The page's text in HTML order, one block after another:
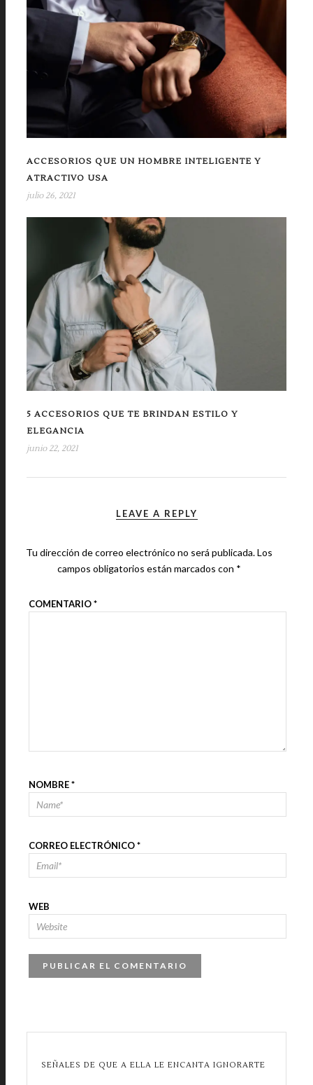
ACCESORIOS QUE UN HOMBRE INTELIGENTE Y
ATRACTIVO USA
julio 26, 2021
5 ACCESORIOS QUE TE BRINDAN ESTILO Y
ELEGANCIA
junio 22, 2021
LEAVE A REPLY
Tu dirección de correo electrónico no será publicada.Los
campos obligatorios están marcados con *
COMENTARIO*
NOMBRE*
CORREO ELECTRÓNICO*
WEB
SEÑALES DE QUE A ELLA LE ENCANTA IGNORARTE